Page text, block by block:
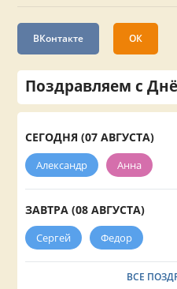
ВКонтакте ОК
Поздравляем с
СЕГОДНЯ (07 АВГУСТА)
Александр Анна
ЗАВТРА (08 АВГУСТА)
Сергей Федор
ВСЕ